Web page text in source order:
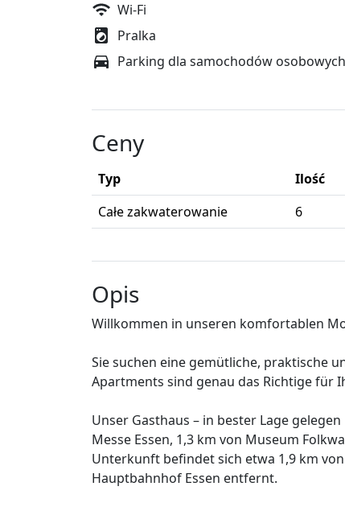
Wi-Fi
Pralka
Parking dla samochodów osobowych
Ceny
Typ Ilość
Całe zakwaterowanie
6
Opis
Willkommen in unseren komfortablen
Sie suchen eine gemütliche, praktische
Apartments sind genau das Richtige für
Unser Gasthaus – in bester Lage
Messe Essen, 1,3 km von Museum
Unterkunft befindet sich etwa 1,9 km
Hauptbahnhof Essen entfernt.